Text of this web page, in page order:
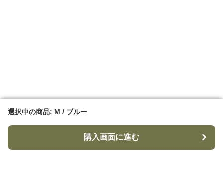
選択中の商品: M / ブルー
購入画面に進む
選択中の商品: M / ブルー
購入画面に進む